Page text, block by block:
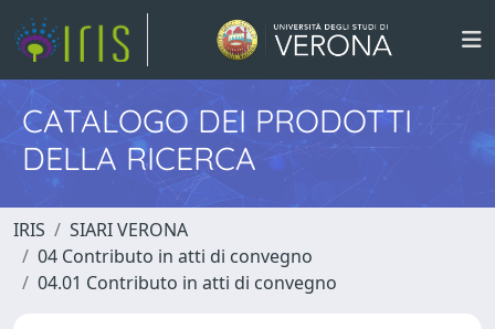
CATALOGO DEI PRODOTTI
DELLA RICERCA
IRIS
SIARI VERONA
04 Contributo in atti di convegno
04.01 Contributo in atti di convegno